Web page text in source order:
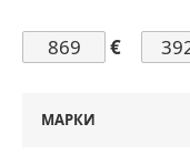
€
МАРКИ